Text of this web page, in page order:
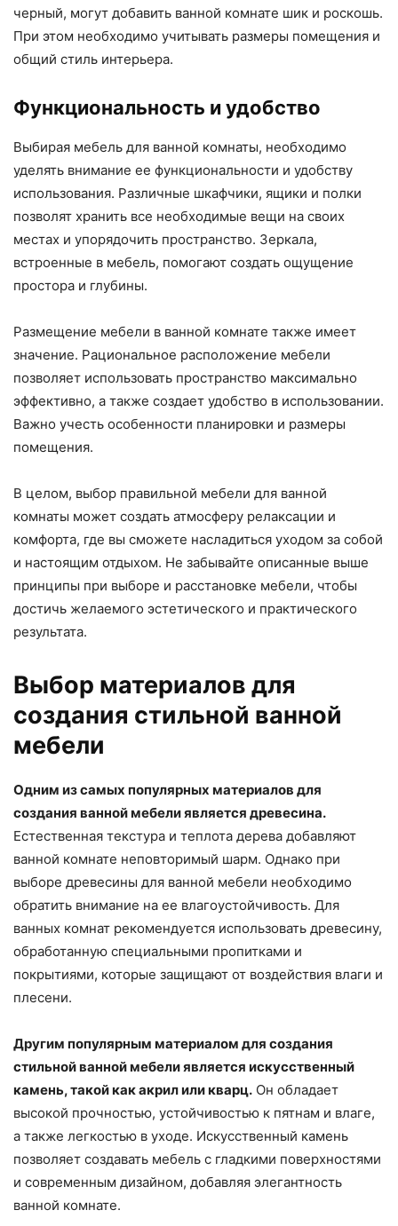
черный, могут добавить ванной комнате шик и роскошь.
При этом необходимо учитывать размеры помещения и
общий стиль интерьера.
Функциональность и удобство
Выбирая мебель для ванной комнаты, необходимо
уделять внимание ее функциональности и удобству
использования. Различные шкафчики, ящики и полки
позволят хранить все необходимые вещи на своих
местах и упорядочить пространство. Зеркала,
встроенные в мебель, помогают создать ощущение
простора и глубины.
Размещение мебели в ванной комнате также имеет
значение. Рациональное расположение мебели
позволяет использовать пространство максимально
эффективно, а также создает удобство в использовании.
Важно учесть особенности планировки и размеры
помещения.
В целом, выбор правильной мебели для ванной
комнаты может создать атмосферу релаксации и
комфорта, где вы сможете насладиться уходом за собой
и настоящим отдыхом. Не забывайте описанные выше
принципы при выборе и расстановке мебели, чтобы
достичь желаемого эстетического и практического
результата.
Выбор материалов для
создания стильной ванной
мебели
Одним из самых популярных материалов для
создания ванной мебели является древесина.
Естественная текстура и теплота дерева добавляют
ванной комнате неповторимый шарм. Однако при
выборе древесины для ванной мебели необходимо
обратить внимание на ее влагоустойчивость. Для
ванных комнат рекомендуется использовать древесину,
обработанную специальными пропитками и
покрытиями, которые защищают от воздействия влаги и
плесени.
Другим популярным материалом для создания
стильной ванной мебели является искусственный
камень, такой как акрил или кварц. Он обладает
высокой прочностью, устойчивостью к пятнам и влаге,
а также легкостью в уходе. Искусственный камень
позволяет создавать мебель с гладкими поверхностями
и современным дизайном, добавляя элегантность
ванной комнате.